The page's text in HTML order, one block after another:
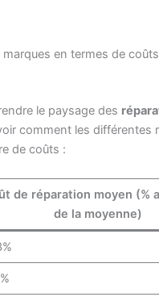
en termes de
le paysage des
comment les différentes
de coûts :
de réparation moyen (%
de la moyenne)